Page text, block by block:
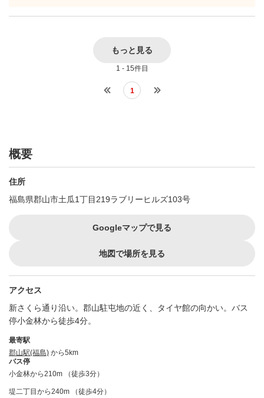
もっと見る
1 - 15件目
1
概要
住所
福島県郡山市土瓜1丁目219ラブリーヒルズ103号
Googleマップで見る
地図で場所を見る
アクセス
新さくら通り沿い。郡山駐屯地の近く、タイヤ館の向かい。バス
停小金林から徒歩4分。
最寄駅
郡山駅(福島) から5km
バス停
小金林から210m （徒歩3分）
堤二丁目から240m （徒歩4分）